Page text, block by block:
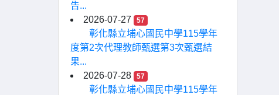
告...
2026-07-27
57
彰化縣立埔心國民中學115學年
度第2次代理教師甄選第3次甄選結
果...
2026-07-28
57
彰化縣立埔心國民中學115學年